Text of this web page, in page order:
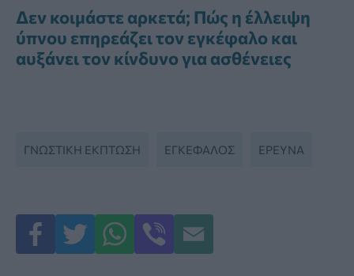
Δεν κοιμάστε αρκετά; Πώς η έλλειψη
ύπνου επηρεάζει τον εγκέφαλο και
αυξάνει τον κίνδυνο για ασθένειες
ΓΝΩΣΤΙΚΗ ΕΚΠΤΩΣΗ ΕΓΚΕΦΑΛΟΣ ΕΡΕΥΝΑ